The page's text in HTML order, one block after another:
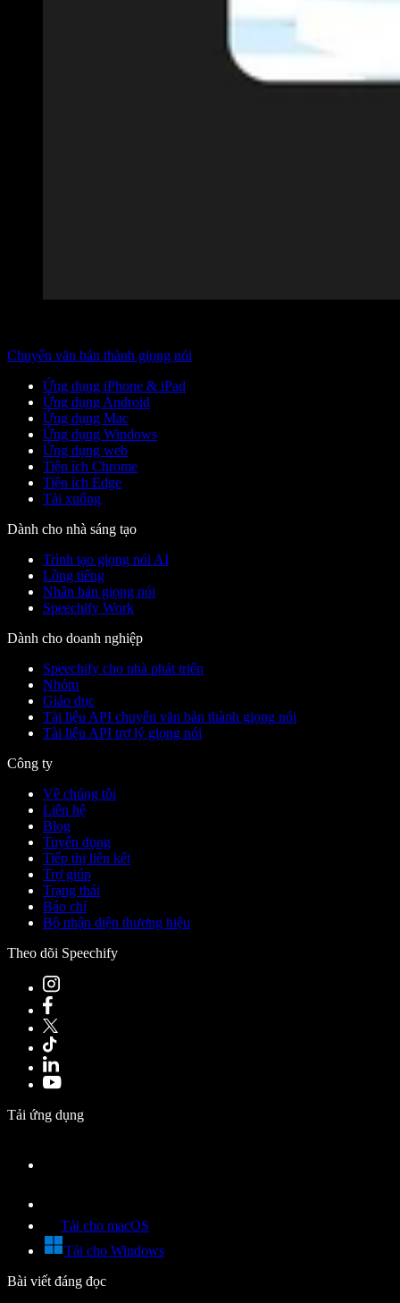
Chuyển văn bản thành giọng nói
Ứng dụng iPhone & iPad
Ứng dụng Android
Ứng dụng Mac
Ứng dụng Windows
Ứng dụng web
Tiện ích Chrome
Tiện ích Edge
Tải xuống
Dành cho nhà sáng tạo
Trình tạo giọng nói AI
Lồng tiếng
Nhân bản giọng nói
Speechify Work
Dành cho doanh nghiệp
Speechify cho nhà phát triển
Nhóm
Giáo dục
Tài liệu API chuyển văn bản thành giọng nói
Tài liệu API trợ lý giọng nói
Công ty
Về chúng tôi
Liên hệ
Blog
Tuyển dụng
Tiếp thị liên kết
Trợ giúp
Trạng thái
Báo chí
Bộ nhận diện thương hiệu
Theo dõi Speechify
Tải ứng dụng
Tải cho macOS
Tải cho Windows
Bài viết đáng đọc